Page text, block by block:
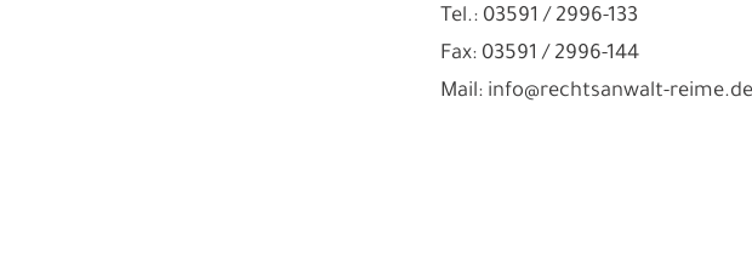
Tel.: 03591 / 2996-133
Fax: 03591 / 2996-144
Mail: info@rechtsanwalt-reime.de